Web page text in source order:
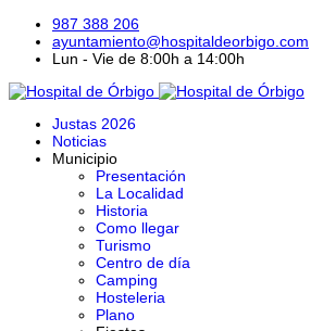
987 388 206
ayuntamiento@hospitaldeorbigo.com
Lun - Vie de 8:00h a 14:00h
Justas 2026
Noticias
Municipio
Presentación
La Localidad
Historia
Como llegar
Turismo
Centro de día
Camping
Hosteleria
Plano